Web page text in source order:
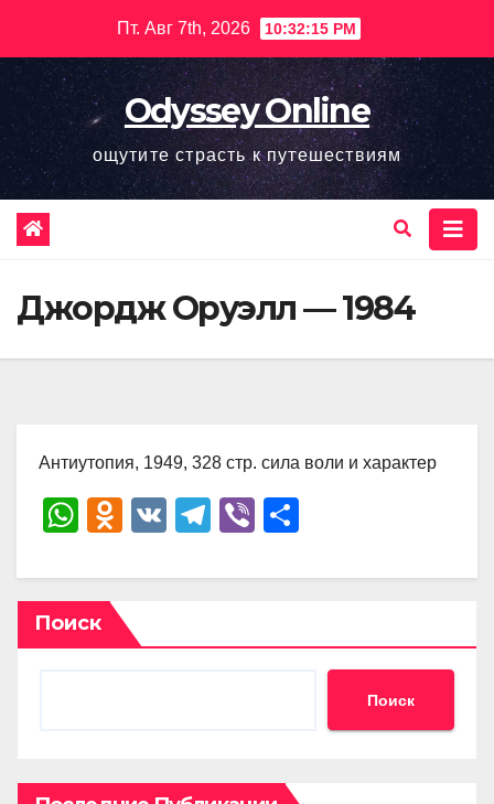
содержимому
Пт. Авг 7th, 2026 10:32:17 PM
Odyssey Online
ощутите страсть к путешествиям
Джордж Оруэлл — 1984
Антиутопия, 1949, 328 стр. сила воли и характер
W
at
s
A
O
n
o
kl
V
T
e
a
Vi
er р
в
ть
Поиск
Поиск